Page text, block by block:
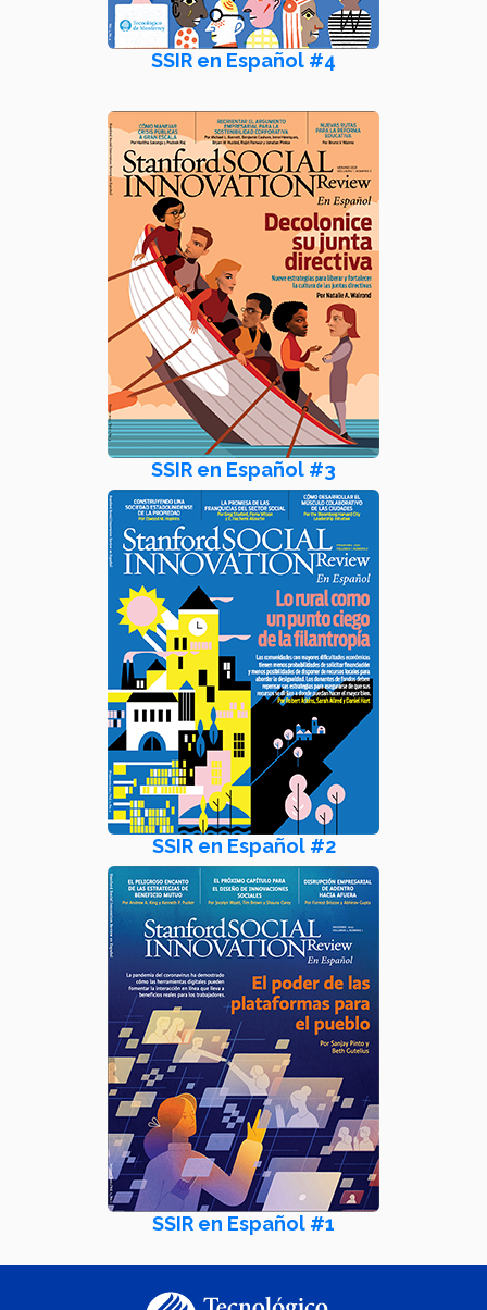
SSIR en Español #4
SSIR en Español #3
SSIR en Español #2
SSIR en Español #1